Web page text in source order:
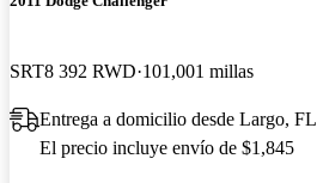
SRT8 392 RWD 101,001 millas
Entrega a domicilio desde Largo, FL
El precio incluye envío de $1,845